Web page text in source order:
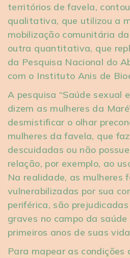
territórios de favela,
qualitativa, que utilizou a
mobilização comunitária
outra quantitativa, que
da Pesquisa Nacional do
com o Instituto Anis de
A pesquisa “Saúde sexual
dizem as mulheres da
desmistificar o olhar
mulheres da favela, que
descuidadas ou não
relação, por exemplo, ao
Na realidade, as mulheres
vulnerabilizadas por sua
periférica, são
graves no campo da
primeiros anos de suas
Para mapear as condições